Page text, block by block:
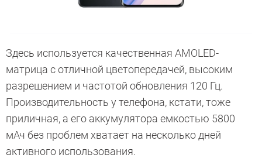
Здесь используется качественная AMOLED-
матрица с отличной цветопередачей, высоким
разрешением и частотой обновления 120 Гц.
Производительность у телефона, кстати, тоже
приличная, а его аккумулятора емкостью 5800
мАч без проблем хватает на несколько дней
активного использования.